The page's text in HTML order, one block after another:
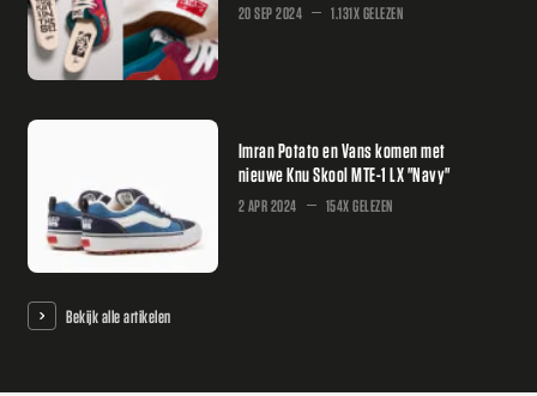
20 SEP 2024 1.131X GELEZEN
Imran Potato en Vans komen met
nieuwe Knu Skool MTE-1 LX "Navy"
2 APR 2024 154X GELEZEN
Bekijk alle artikelen